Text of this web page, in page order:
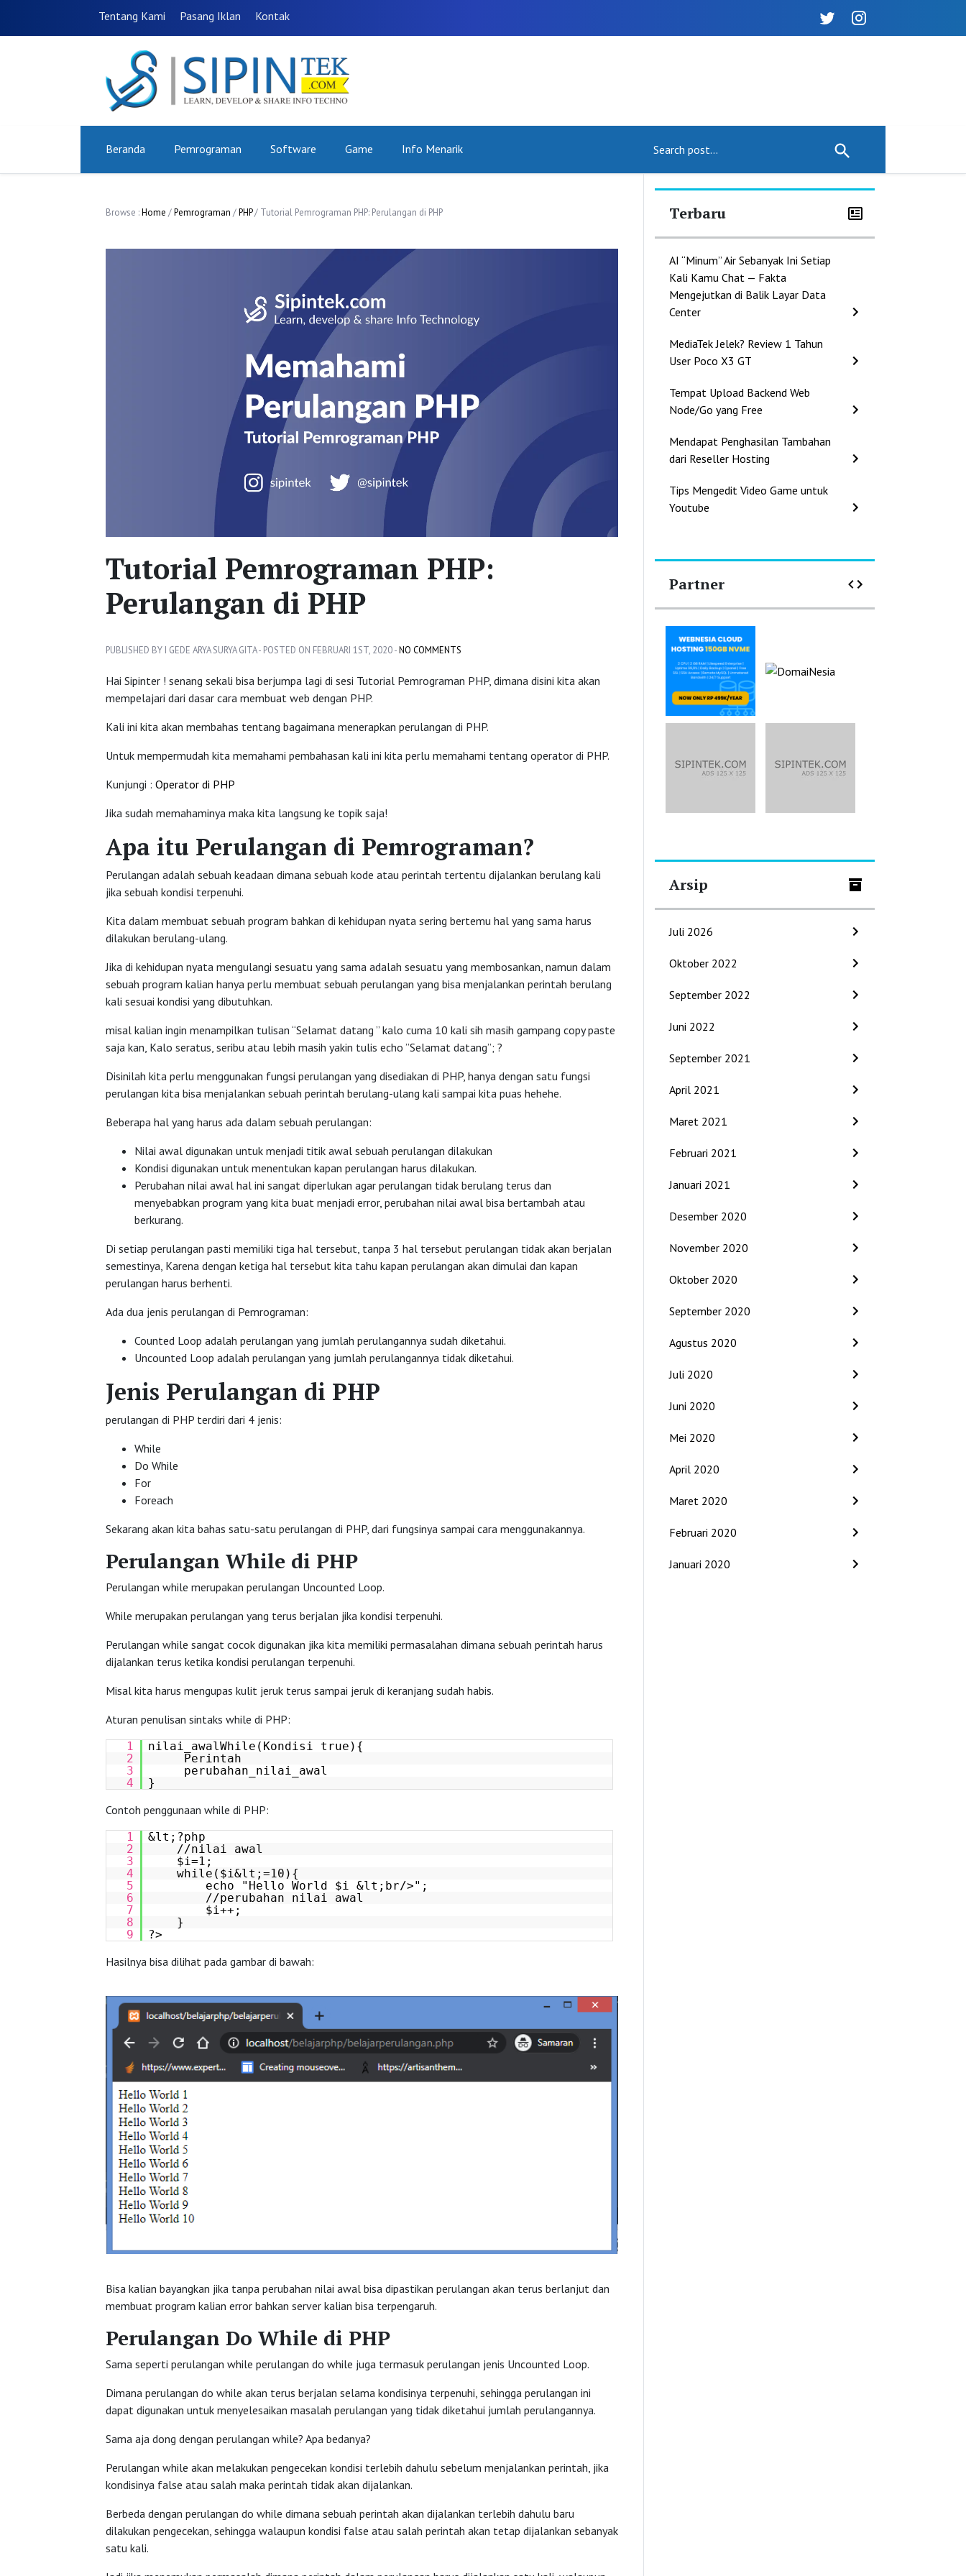
Tentang Kami Pasang Iklan Kontak
Beranda Pemrograman Software Game Info Menarik
Browse :Home /Pemrograman /PHP/ Tutorial Pemrograman PHP: Perulangan di PHP
Tutorial Pemrograman PHP:
Perulangan di PHP
PUBLISHED BY I GEDE ARYA SURYA GITA - POSTED ON FEBRUARI 1ST, 2020 -NO COMMENTS
Hai Sipinter ! senang sekali bisa berjumpa lagi di sesi Tutorial Pemrograman PHP, dimana disini kita akan
mempelajari dari dasar cara membuat web dengan PHP.
Kali ini kita akan membahas tentang bagaimana menerapkan perulangan di PHP.
Untuk mempermudah kita memahami pembahasan kali ini kita perlu memahami tentang operator di PHP.
Kunjungi : Operator di PHP
Jika sudah memahaminya maka kita langsung ke topik saja!
Apa itu Perulangan di Pemrograman?
Perulangan adalah sebuah keadaan dimana sebuah kode atau perintah tertentu dijalankan berulang kali
jika sebuah kondisi terpenuhi.
Kita dalam membuat sebuah program bahkan di kehidupan nyata sering bertemu hal yang sama harus
dilakukan berulang-ulang.
Jika di kehidupan nyata mengulangi sesuatu yang sama adalah sesuatu yang membosankan, namun dalam
sebuah program kalian hanya perlu membuat sebuah perulangan yang bisa menjalankan perintah berulang
kali sesuai kondisi yang dibutuhkan.
misal kalian ingin menampilkan tulisan “Selamat datang ” kalo cuma 10 kali sih masih gampang copy paste
saja kan, Kalo seratus, seribu atau lebih masih yakin tulis echo ”Selamat datang”; ?
Disinilah kita perlu menggunakan fungsi perulangan yang disediakan di PHP, hanya dengan satu fungsi
perulangan kita bisa menjalankan sebuah perintah berulang-ulang kali sampai kita puas hehehe.
Beberapa hal yang harus ada dalam sebuah perulangan:
Nilai awal digunakan untuk menjadi titik awal sebuah perulangan dilakukan
Kondisi digunakan untuk menentukan kapan perulangan harus dilakukan.
Perubahan nilai awal hal ini sangat diperlukan agar perulangan tidak berulang terus dan
menyebabkan program yang kita buat menjadi error, perubahan nilai awal bisa bertambah atau
berkurang.
Di setiap perulangan pasti memiliki tiga hal tersebut, tanpa 3 hal tersebut perulangan tidak akan berjalan
semestinya, Karena dengan ketiga hal tersebut kita tahu kapan perulangan akan dimulai dan kapan
perulangan harus berhenti.
Ada dua jenis perulangan di Pemrograman:
Counted Loop adalah perulangan yang jumlah perulangannya sudah diketahui.
Uncounted Loop adalah perulangan yang jumlah perulangannya tidak diketahui.
Jenis Perulangan di PHP
perulangan di PHP terdiri dari 4 jenis:
While
Do While
For
Foreach
Sekarang akan kita bahas satu-satu perulangan di PHP, dari fungsinya sampai cara menggunakannya.
Perulangan While di PHP
Perulangan while merupakan perulangan Uncounted Loop.
While merupakan perulangan yang terus berjalan jika kondisi terpenuhi.
Perulangan while sangat cocok digunakan jika kita memiliki permasalahan dimana sebuah perintah harus
dijalankan terus ketika kondisi perulangan terpenuhi.
Misal kita harus mengupas kulit jeruk terus sampai jeruk di keranjang sudah habis.
Aturan penulisan sintaks while di PHP:
1
nilai_awalWhile(Kondisi true){
2
Perintah
3
perubahan_nilai_awal
4
}
Contoh penggunaan while di PHP:
1
&lt;?php
2
//nilai awal
3
$i=1;
4
while($i&lt;=10){
5
echo "Hello World $i &lt;br/>";
6
//perubahan nilai awal
7
$i++;
8
}
9
?>
Hasilnya bisa dilihat pada gambar di bawah:
Bisa kalian bayangkan jika tanpa perubahan nilai awal bisa dipastikan perulangan akan terus berlanjut dan
membuat program kalian error bahkan server kalian bisa terpengaruh.
Perulangan Do While di PHP
Sama seperti perulangan while perulangan do while juga termasuk perulangan jenis Uncounted Loop.
Dimana perulangan do while akan terus berjalan selama kondisinya terpenuhi, sehingga perulangan ini
dapat digunakan untuk menyelesaikan masalah perulangan yang tidak diketahui jumlah perulangannya.
Sama aja dong dengan perulangan while? Apa bedanya?
Perulangan while akan melakukan pengecekan kondisi terlebih dahulu sebelum menjalankan perintah, jika
kondisinya false atau salah maka perintah tidak akan dijalankan.
Berbeda dengan perulangan do while dimana sebuah perintah akan dijalankan terlebih dahulu baru
dilakukan pengecekan, sehingga walaupun kondisi false atau salah perintah akan tetap dijalankan sebanyak
satu kali.
Terbaru
AI “Minum” Air Sebanyak Ini Setiap
Kali Kamu Chat — Fakta
Mengejutkan di Balik Layar Data
Center
MediaTek Jelek? Review 1 Tahun
User Poco X3 GT
Tempat Upload Backend Web
Node/Go yang Free
Mendapat Penghasilan Tambahan
dari Reseller Hosting
Tips Mengedit Video Game untuk
Youtube
Partner
Arsip
Juli 2026
Oktober 2022
September 2022
Juni 2022
September 2021
April 2021
Maret 2021
Februari 2021
Januari 2021
Desember 2020
November 2020
Oktober 2020
September 2020
Agustus 2020
Juli 2020
Juni 2020
Mei 2020
April 2020
Maret 2020
Februari 2020
Januari 2020